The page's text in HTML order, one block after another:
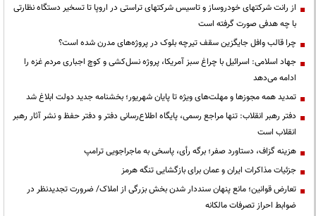
از رانت‌ شرکتهای خودروساز و تاسیس شرکتهای تراستی در اروپا تا تسخیر دستگاه نظارتی
با چه هدفی صورت گرفته است
چرا قالب وافل جایگزین سقف تیرچه بلوک در پروژه‌های مدرن شده است؟
جهاد اسلامی: اسرائیل با چراغ سبز آمریکا، پروژه نسل‌کشی و کوچ اجباری مردم غزه را
ادامه می‌دهد
تمدید همه مجوزها و مهلت‌های ویژه تا پایان شهریور؛ بخشنامه جدید دولت ابلاغ شد
دفتر رهبر انقلاب: تنها مراجع رسمی، پایگاه اطلاع‌رسانی دفتر و دفتر حفظ و نشر آثار رهبر
انقلاب است
هزینه گزاف، دستاورد صفر؛ برگه رأی، پاسخی به ماجراجویی ترامپ
جزئیات مذاکرات ایران و عمان برای بازگشایی تنگه هرمز
تعارض قوانین؛ مانع پنهان سنددار شدن بخش بزرگی از املاک/ ضرورت تجدیدنظر در
ضوابط احراز تصرفات مالکانه